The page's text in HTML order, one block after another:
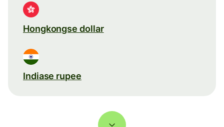
Hongkongse dollar
Indiase rupee